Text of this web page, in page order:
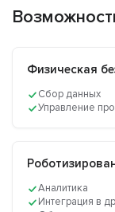
Физическая
Сбор данных
Управление
Аналитика
Интеграция в